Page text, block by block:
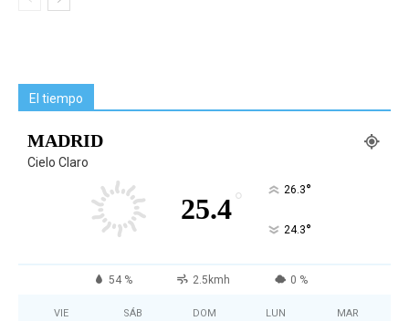
El tiempo
MADRID
Cielo Claro
25.4° 26.3°
24.3°
54 % 2.5kmh 0 %
VIE SÁB DOM LUN MAR